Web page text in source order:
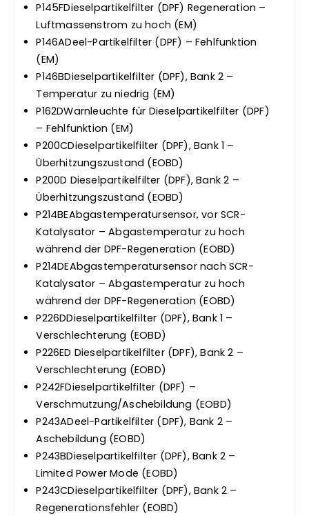
P145FDieselpartikelfilter (DPF) Regeneration –
Luftmassenstrom zu hoch (EM)
P146ADeel-Partikelfilter (DPF) – Fehlfunktion
(EM)
P146BDieselpartikelfilter (DPF), Bank 2 –
Temperatur zu niedrig (EM)
P162DWarnleuchte für Dieselpartikelfilter (DPF)
– Fehlfunktion (EM)
P200CDieselpartikelfilter (DPF), Bank 1 –
Überhitzungszustand (EOBD)
P200D Dieselpartikelfilter (DPF), Bank 2 –
Überhitzungszustand (EOBD)
P214BEAbgastemperatursensor, vor SCR-
Katalysator – Abgastemperatur zu hoch
während der DPF-Regeneration (EOBD)
P214DEAbgastemperatursensor nach SCR-
Katalysator – Abgastemperatur zu hoch
während der DPF-Regeneration (EOBD)
P226DDieselpartikelfilter (DPF), Bank 1 –
Verschlechterung (EOBD)
P226ED Dieselpartikelfilter (DPF), Bank 2 –
Verschlechterung (EOBD)
P242FDieselpartikelfilter (DPF) –
Verschmutzung/Aschebildung (EOBD)
P243ADeel-Partikelfilter (DPF), Bank 2 –
Aschebildung (EOBD)
P243BDieselpartikelfilter (DPF), Bank 2 –
Limited Power Mode (EOBD)
P243CDieselpartikelfilter (DPF), Bank 2 –
Regenerationsfehler (EOBD)